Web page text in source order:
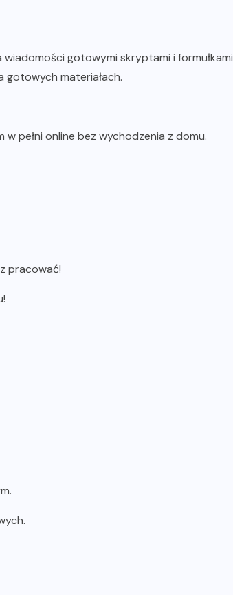
gotowymi skryptami i formułkami
gotowych materiałach.
pełni online bez wychodzenia z domu.
pracować!